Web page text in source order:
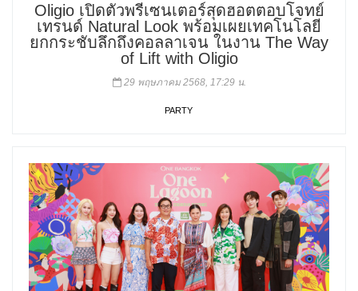
Oligio เปิดตัวพรีเซนเตอร์สุดฮอตตอบโจทย์
เทรนด์ Natural Look พร้อมเผยเทคโนโลยี
ยกกระชับลึกถึงคอลลาเจน ในงาน The Way
of Lift with Oligio
29 พฤษภาคม 2568, 17:29 น.
PARTY